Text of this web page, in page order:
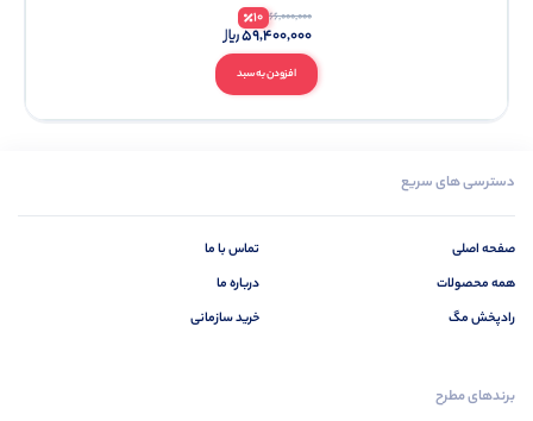
افزودن به سبد
66,000,000
10
59,400,000
دسترسی های سریع
صفحه اصلی
همه محصولات
رادپخش مگ
تماس با ما
درباره ما
خرید سازمانی
برندهای مطرح